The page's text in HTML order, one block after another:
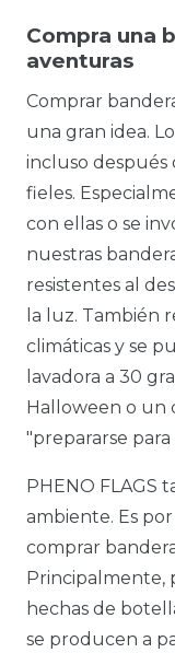
Compra una
aventuras
Comprar
una gran idea.
incluso después
fieles.
con ellas o se
nuestras
resistentes al
la luz. También
climáticas y se
lavadora a 30
Halloween o un
"prepararse para
PHENO FLAGS
ambiente. Es
comprar
Principalmente,
hechas de
se producen a